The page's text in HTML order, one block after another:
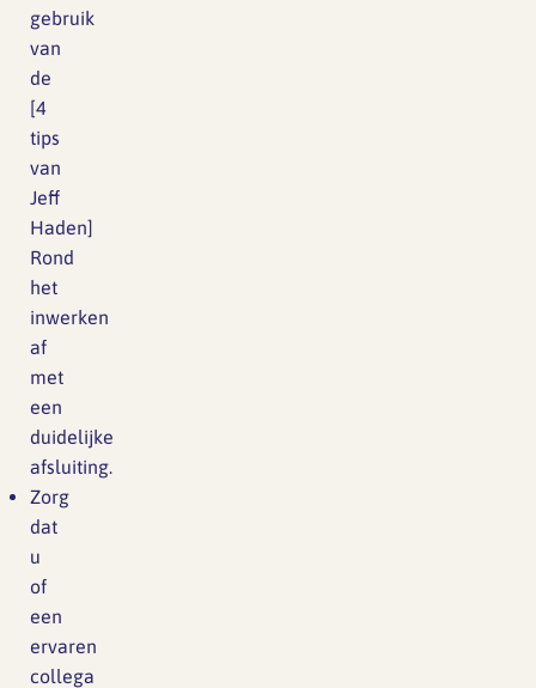
gebruik
van
de
[4
tips
van
Jeff
Haden]
Rond
het
inwerken
af
met
een
duidelijke
afsluiting.
Zorg
dat
u
of
een
ervaren
collega